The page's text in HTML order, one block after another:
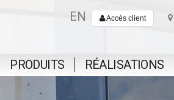
EN Accès client
PRODUITS RÉALISATIONS